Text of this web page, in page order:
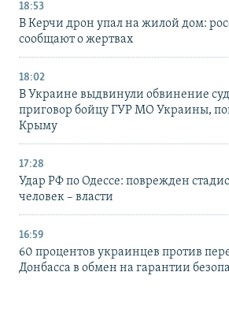
18:53
В Керчи дрон упал на жилой дом:
сообщают о жертвах
18:02
В Украине выдвинули обвинение
приговор бойцу ГУР МО Украины,
Крыму
17:28
Удар РФ по Одессе: поврежден
человек – власти
16:59
60 процентов украинцев против
Донбасса в обмен на гарантии